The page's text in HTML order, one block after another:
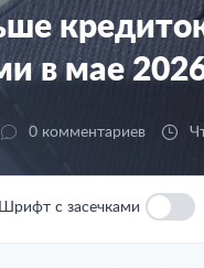
в мае
0 комментариев
Шрифт с засечками